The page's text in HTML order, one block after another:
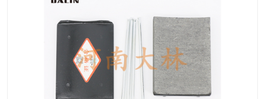
PO隔膜离合器
泥浆泵空气包胶囊 气动元件
DY隔膜式离合器 CB离合器
KB离合器 实芯轮胎